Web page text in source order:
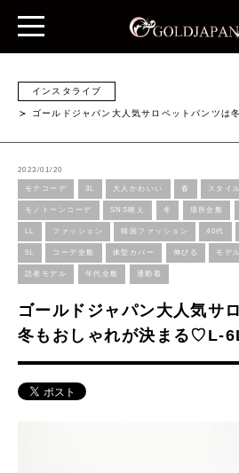
インスタライブ
ゴールドジャパン大人気サロペットパンツは
2023/01/20
モテコーデ 3L 大人かわいい 春 スタイ
モノトーンコーデ SNS映え 冬 場所全般
LL ファッション 韓国ファッション 40代
5L コーデ全般 体型カバー 伸びる モデ
読者モデル 年代全般 通勤着
ゴールドジャパン大人気サ
冬もおしゃれが決まる♡L-